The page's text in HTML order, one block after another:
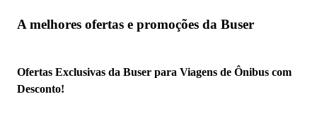
A melhores ofertas e promoções da Buser
Ofertas Exclusivas da Buser para Viagens de Ônibus com
Desconto!